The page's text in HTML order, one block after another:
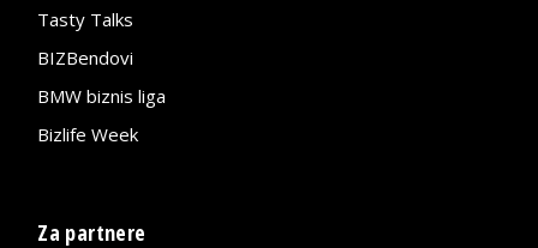
Tasty Talks
BIZBendovi
BMW biznis liga
Bizlife Week
Za partnere